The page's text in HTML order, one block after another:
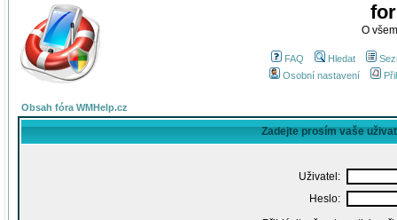
O
FAQ Hledat
Osobní nastavení
Obsah fóra WMHelp.cz
Zadejte prosím vaše
Uživatel:
Heslo: